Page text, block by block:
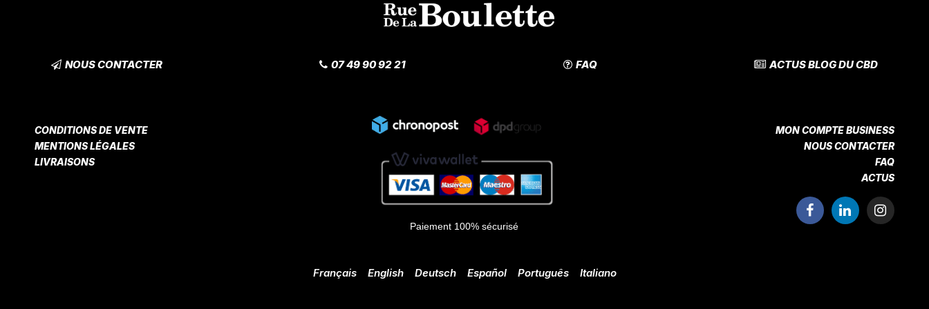
NOUS CONTACTER 07 49 90 92 21 FAQ ACTUS BLOG DU CBD
CONDITIONS DE VENTE
MENTIONS LÉGALES
LIVRAISONS
Paiement 100% sécurisé
MON COMPTE BUSINESS
NOUS CONTACTER
FAQ
ACTUS
Français English Deutsch Español Português Italiano